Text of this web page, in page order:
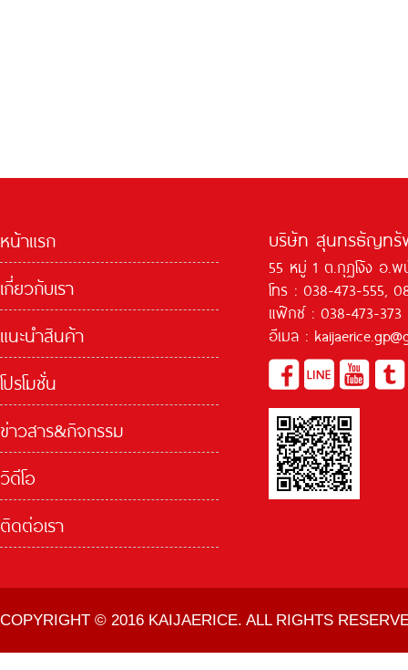
หน้าแรก
เกี่ยวกับเรา
แนะนำสินค้า
โปรโมชั่น
ข่าวสาร&กิจกรรม
วิดีโอ
ติดต่อเรา
บริษัท สุนทรธัญทรั
55 หมู่ 1 ต.กุฏโง้ง อ.
โทร : 038-473-555,
แฟ๊กซ์ : 038-473-373
อีเมล :
COPYRIGHT © 2016 KAIJAERICE. ALL RIGHTS